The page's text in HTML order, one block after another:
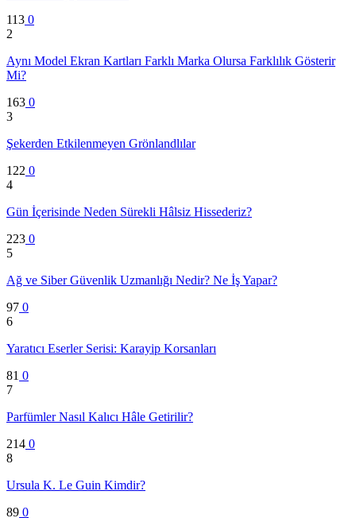
113 0
2
Aynı Model Ekran Kartları Farklı Marka Olursa Farklılık Gösterir
Mi?
163 0
3
Şekerden Etkilenmeyen Grönlandlılar
122 0
4
Gün İçerisinde Neden Sürekli Hâlsiz Hissederiz?
223 0
5
Ağ ve Siber Güvenlik Uzmanlığı Nedir? Ne İş Yapar?
97 0
6
Yaratıcı Eserler Serisi: Karayip Korsanları
81 0
7
Parfümler Nasıl Kalıcı Hâle Getirilir?
214 0
8
Ursula K. Le Guin Kimdir?
89 0